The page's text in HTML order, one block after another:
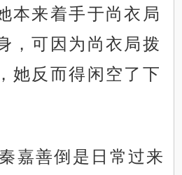
本来着手于尚衣局
，可因为尚衣局拨
她反而得闲空了下
嘉善倒是日常过来